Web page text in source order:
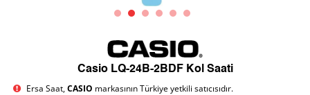
Casio LQ-24B-2BDF Kol Saati
Ersa Saat,CASIO markasının Türkiye yetkili satıcısıdır.